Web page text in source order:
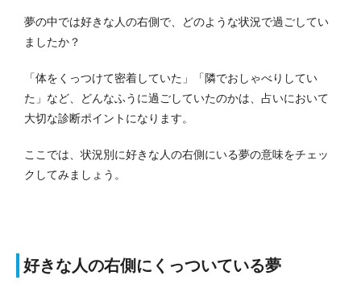
夢の中では好きな人の右側で、どのような状況で過ごしてい
ましたか？
「体をくっつけて密着していた」「隣でおしゃべりしてい
た」など、どんなふうに過ごしていたのかは、占いにおいて
大切な診断ポイントになります。
ここでは、状況別に好きな人の右側にいる夢の意味をチェッ
クしてみましょう。
好きな人の右側にくっついている夢